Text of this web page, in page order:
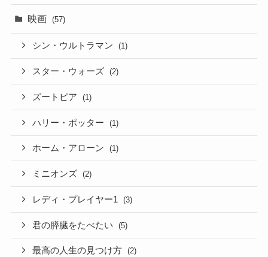
映画 (57)
シン・ウルトラマン (1)
スター・ウォーズ (2)
ズートピア (1)
ハリー・ポッター (1)
ホーム・アローン (1)
ミニオンズ (2)
レディ・プレイヤー1 (3)
君の膵臓をたべたい (5)
最高の人生の見つけ方 (2)